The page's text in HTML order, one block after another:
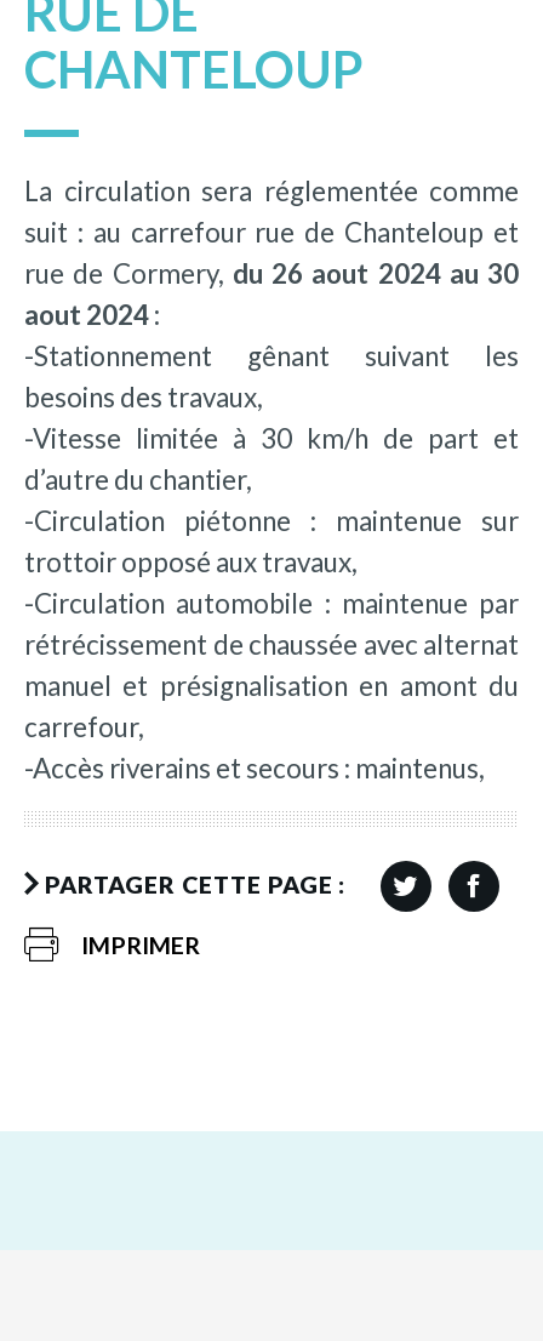
RUE DE
CHANTELOUP
La circulation sera réglementée comme
suit : au carrefour rue de Chanteloup et
rue de Cormery, du 26 aout 2024 au 30
aout 2024 :
-Stationnement gênant suivant les
besoins des travaux,
-Vitesse limitée à 30 km/h de part et
d’autre du chantier,
-Circulation piétonne : maintenue sur
trottoir opposé aux travaux,
-Circulation automobile : maintenue par
rétrécissement de chaussée avec alternat
manuel et présignalisation en amont du
carrefour,
-Accès riverains et secours : maintenus,
PARTAGER CETTE PAGE :
IMPRIMER